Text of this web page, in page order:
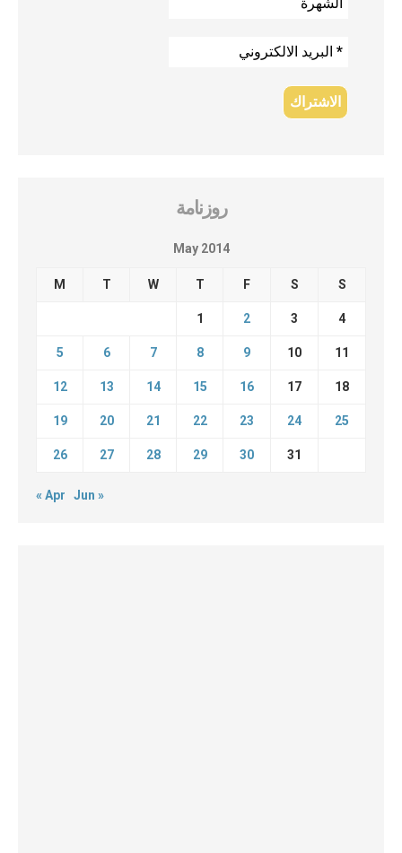
روزنامة
May 2014
M T W T F S S
1 2 3 4
5 6 7 8 9 10 11
12 13 14 15 16 17 18
19 20 21 22 23 24 25
26 27 28 29 30 31
« Apr Jun »